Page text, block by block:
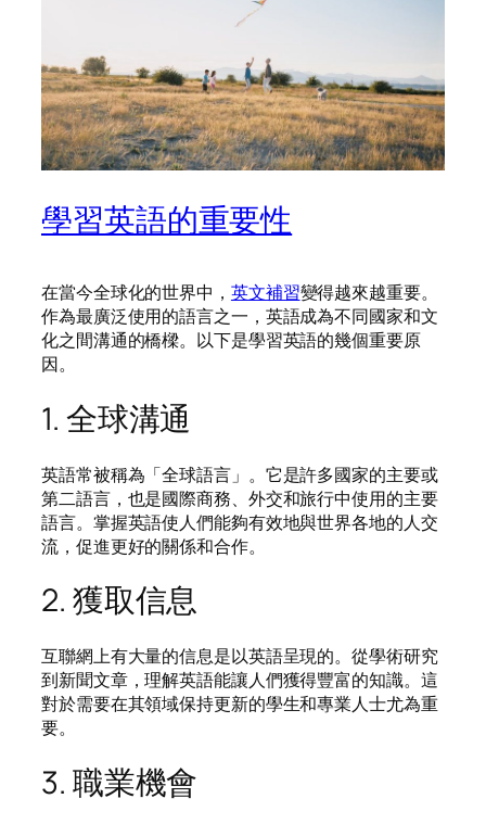
學習英語的重要性
在當今全球化的世界中， 英文補習變得越來越重要。
作為最廣泛使用的語言之一，英語成為不同國家和文
化之間溝通的橋樑。以下是學習英語的幾個重要原
因。
1. 全球溝通
英語常被稱為「全球語言」。它是許多國家的主要或
第二語言，也是國際商務、外交和旅行中使用的主要
語言。掌握英語使人們能夠有效地與世界各地的人交
流，促進更好的關係和合作。
2. 獲取信息
互聯網上有大量的信息是以英語呈現的。從學術研究
到新聞文章，理解英語能讓人們獲得豐富的知識。這
對於需要在其領域保持更新的學生和專業人士尤為重
要。
3. 職業機會